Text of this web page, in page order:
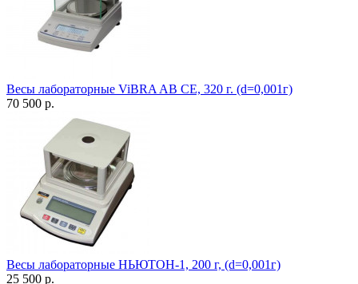
Весы лабораторные ViBRA AB CE, 320 г. (d=0,001г)
70 500 р.
Весы лабораторные НЬЮТОН-1, 200 г, (d=0,001г)
25 500 р.